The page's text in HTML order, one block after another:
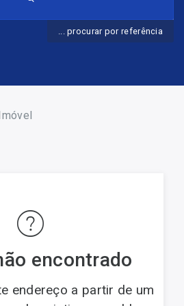
... procurar por referência
encontrado
endereço a partir de um